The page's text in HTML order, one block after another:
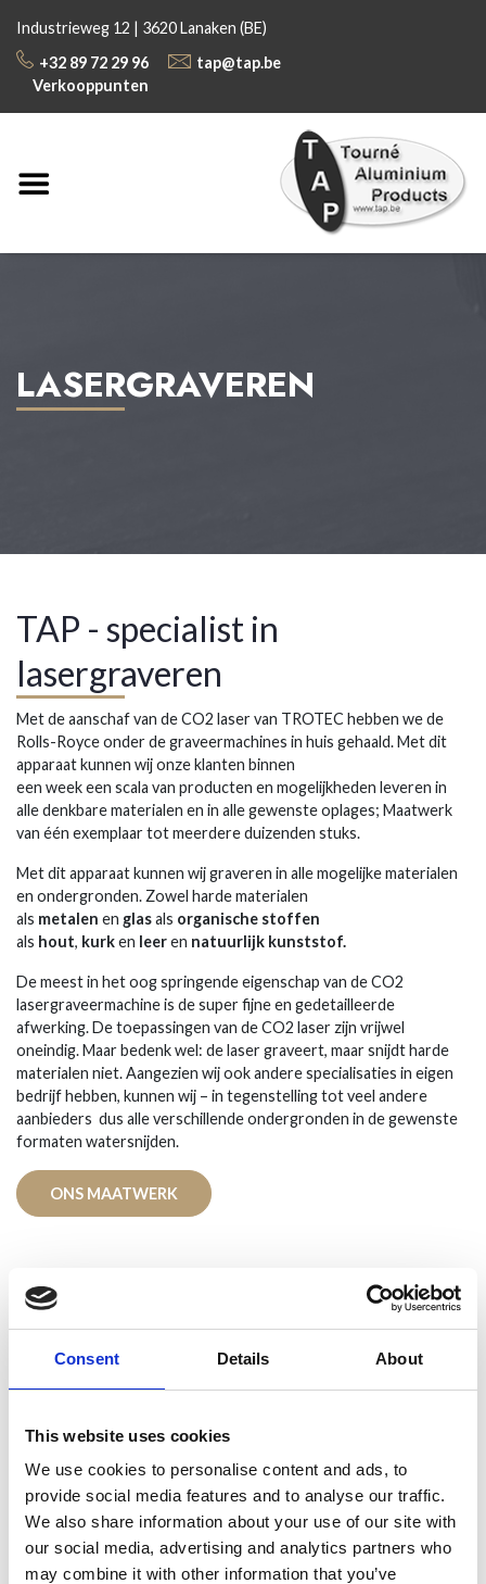
Consent Details About
This website uses cookies
We use cookies to personalise content and ads, to
provide social media features and to analyse our traffic.
We also share information about your use of our site with
our social media, advertising and analytics partners who
may combine it with other information that you’ve
Industrieweg 12 | 3620 Lanaken (BE)
+32 89 72 29 96
tap@tap.be
Verkooppunten
LASERGRAVEREN
TAP - specialist in
lasergraveren
Met de aanschaf van de CO2 laser van TROTEC hebben we de
Rolls-Royce onder de graveermachines in huis gehaald. Met dit
apparaat kunnen wij onze klanten binnen
een week een scala van producten en mogelijkheden leveren in
alle denkbare materialen en in alle gewenste oplages; Maatwerk
van één exemplaar tot meerdere duizenden stuks.
Met dit apparaat kunnen wij graveren in alle mogelijke materialen
en ondergronden. Zowel harde materialen
als metalen en glasals organische stoffen
als hout, kurken leeren natuurlijk kunststof.
De meest in het oog springende eigenschap van de CO2
lasergraveermachine is de super fijne en gedetailleerde
afwerking. De toepassingen van de CO2 laser zijn vrijwel
oneindig. Maar bedenk wel: de laser graveert, maar snijdt harde
materialen niet. Aangezien wij ook andere specialisaties in eigen
bedrijf hebben, kunnen wij – in tegenstelling tot veel andere
aanbieders dus alle verschillende ondergronden in de gewenste
formaten watersnijden.
ONS MAATWERK